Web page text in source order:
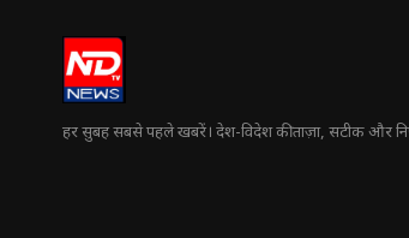
हर सुबह सबसे पहले खबरें। देश-विदेश की ताज़ा, सटीक और